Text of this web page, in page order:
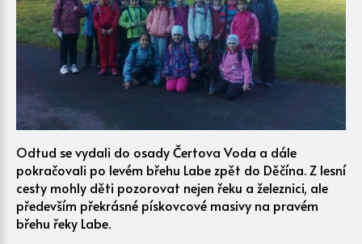
Odtud se vydali do osady Čertova Voda a dále
pokračovali po levém břehu Labe zpět do Děčína. Z lesní
cesty mohly děti pozorovat nejen řeku a železnici, ale
především překrásné pískovcové masivy na pravém
břehu řeky Labe.